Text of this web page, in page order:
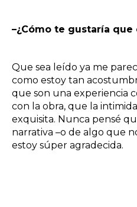
–¿Cómo te gustaría
Que sea leído ya me
como estoy tan
que son una experiencia
con la obra, que la
exquisita. Nunca pensé
narrativa –o de algo que
estoy súper agradecida.